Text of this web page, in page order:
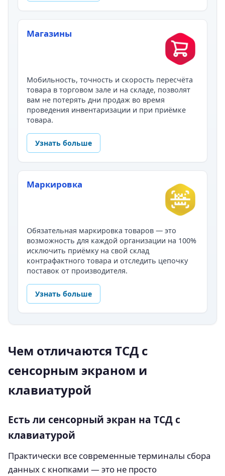
Магазины
Мобильность, точность и скорость пересчёта
товара в торговом зале и на складе, позволят
вам не потерять дни продаж во время
проведения инвентаризации и при приёмке
товара.
Узнать больше
Маркировка
Обязательная маркировка товаров — это
возможность для каждой организации на 100%
исключить приёмку на свой склад
контрафактного товара и отследить цепочку
поставок от производителя.
Узнать больше
Чем отличаются ТСД с
сенсорным экраном и
клавиатурой
Есть ли сенсорный экран на ТСД с
клавиатурой
Практически все современные терминалы сбора
данных с кнопками — это не просто